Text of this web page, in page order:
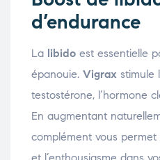
d’endurance
La libido est essentielle
épanouie. Vigrax stimule
testostérone, l’hormone
En augmentant
complément vous